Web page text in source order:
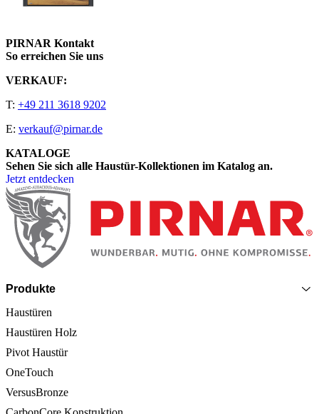
PIRNAR Kontakt
So erreichen Sie uns
VERKAUF:
T: +49 211 3618 9202
E: verkauf@pirnar.de
KATALOGE
Sehen Sie sich alle Haustür-Kollektionen im Katalog an.
Jetzt entdecken
Seitenfooter
Produkte
Haustüren
Haustüren Holz
Pivot Haustür
OneTouch
VersusBronze